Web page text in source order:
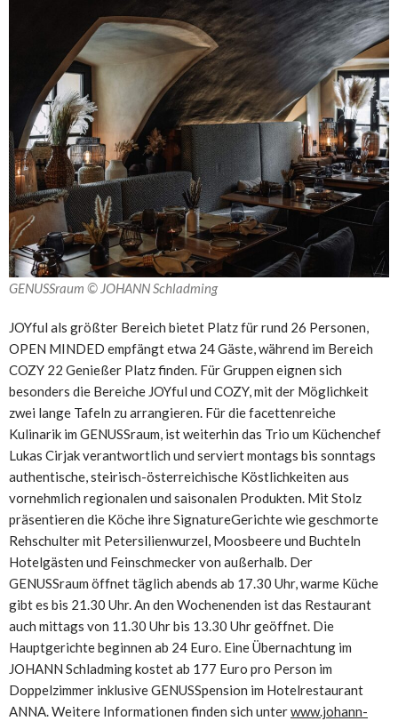
GENUSSraum © JOHANN Schladming
JOYful als größter Bereich bietet Platz für rund 26 Personen,
OPEN MINDED empfängt etwa 24 Gäste, während im Bereich
COZY 22 Genießer Platz finden. Für Gruppen eignen sich
besonders die Bereiche JOYful und COZY, mit der Möglichkeit
zwei lange Tafeln zu arrangieren. Für die facettenreiche
Kulinarik im GENUSSraum, ist weiterhin das Trio um Küchenchef
Lukas Cirjak verantwortlich und serviert montags bis sonntags
authentische, steirisch-österreichische Köstlichkeiten aus
vornehmlich regionalen und saisonalen Produkten. Mit Stolz
präsentieren die Köche ihre SignatureGerichte wie geschmorte
Rehschulter mit Petersilienwurzel, Moosbeere und Buchteln
Hotelgästen und Feinschmecker von außerhalb. Der
GENUSSraum öffnet täglich abends ab 17.30 Uhr, warme Küche
gibt es bis 21.30 Uhr. An den Wochenenden ist das Restaurant
auch mittags von 11.30 Uhr bis 13.30 Uhr geöffnet. Die
Hauptgerichte beginnen ab 24 Euro. Eine Übernachtung im
JOHANN Schladming kostet ab 177 Euro pro Person im
Doppelzimmer inklusive GENUSSpension im Hotelrestaurant
ANNA. Weitere Informationen finden sich unterwww.johann-